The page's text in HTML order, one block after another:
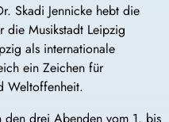
Skadi Jennicke hebt die
die Musikstadt Leipzig
als internationale
ein Zeichen für
Weltoffenheit.